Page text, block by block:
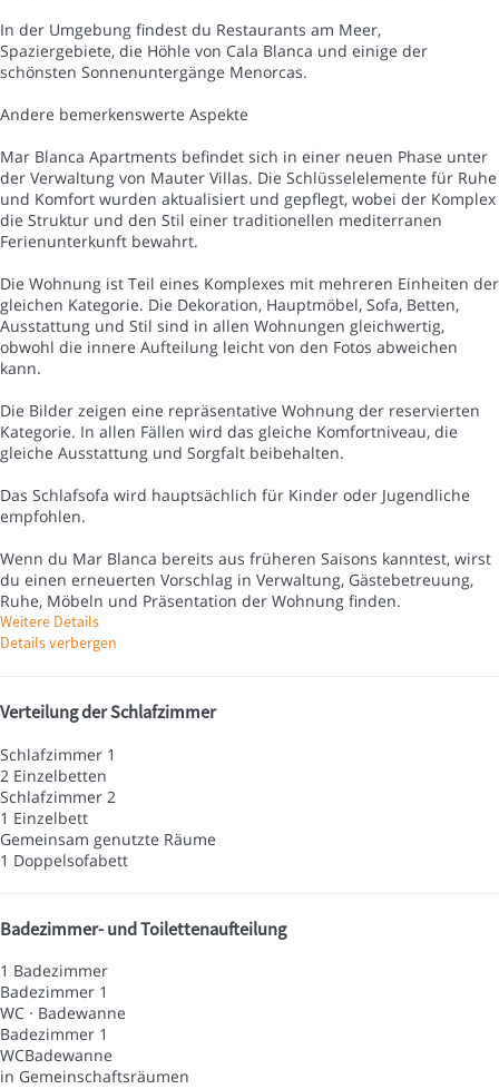
In der Umgebung findest du Restaurants am Meer,
Spaziergebiete, die Höhle von Cala Blanca und einige der
schönsten Sonnenuntergänge Menorcas.
Andere bemerkenswerte Aspekte
Mar Blanca Apartments befindet sich in einer neuen Phase unter
der Verwaltung von Mauter Villas. Die Schlüsselelemente für Ruhe
und Komfort wurden aktualisiert und gepflegt, wobei der Komplex
die Struktur und den Stil einer traditionellen mediterranen
Ferienunterkunft bewahrt.
Die Wohnung ist Teil eines Komplexes mit mehreren Einheiten der
gleichen Kategorie. Die Dekoration, Hauptmöbel, Sofa, Betten,
Ausstattung und Stil sind in allen Wohnungen gleichwertig,
obwohl die innere Aufteilung leicht von den Fotos abweichen
kann.
Die Bilder zeigen eine repräsentative Wohnung der reservierten
Kategorie. In allen Fällen wird das gleiche Komfortniveau, die
gleiche Ausstattung und Sorgfalt beibehalten.
Das Schlafsofa wird hauptsächlich für Kinder oder Jugendliche
empfohlen.
Wenn du Mar Blanca bereits aus früheren Saisons kanntest, wirst
du einen erneuerten Vorschlag in Verwaltung, Gästebetreuung,
Ruhe, Möbeln und Präsentation der Wohnung finden.
Weitere Details
Details verbergen
Verteilung der Schlafzimmer
Schlafzimmer 1
2 Einzelbetten
Schlafzimmer 2
1 Einzelbett
Gemeinsam genutzte Räume
1 Doppelsofabett
Badezimmer- und Toilettenaufteilung
1 Badezimmer
Badezimmer 1
WC · Badewanne
Badezimmer 1
WCBadewanne
in Gemeinschaftsräumen